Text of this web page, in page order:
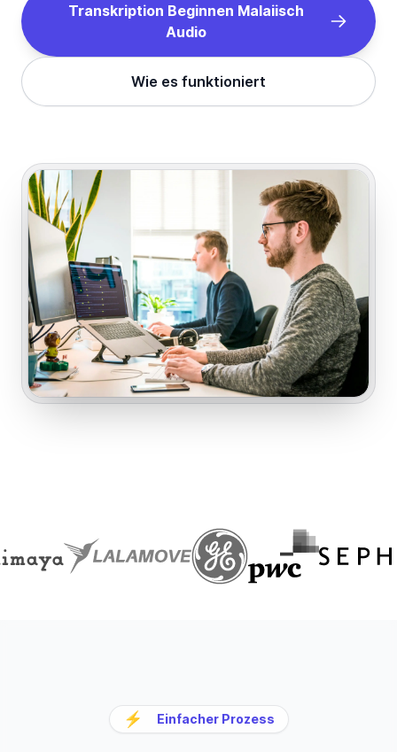
Transkription Beginnen Malaiisch
Audio
Wie es funktioniert
⚡ Einfacher Prozess